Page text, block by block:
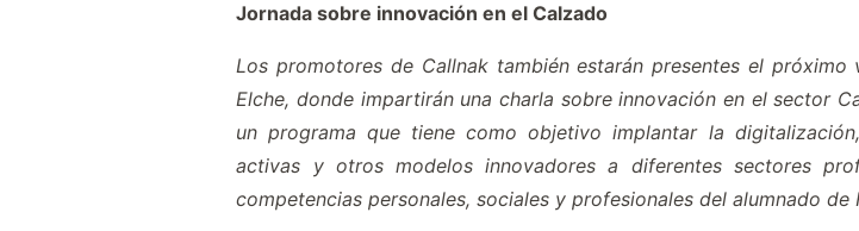
Jornada sobre innovación en el Calzado
Los promotores de Callnak también estarán presentes el
Elche, donde impartirán una charla sobre innovación en el sector
un programa que tiene como objetivo implantar la
activas y otros modelos innovadores a diferentes sectores
competencias personales, sociales y profesionales del alumnado de